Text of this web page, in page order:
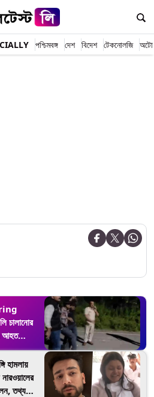
পশ্চিমবঙ্গ দেশ বিদেশ টেকনোলজি অটো
চালানোর
আহত
হামলায়
তথ্য